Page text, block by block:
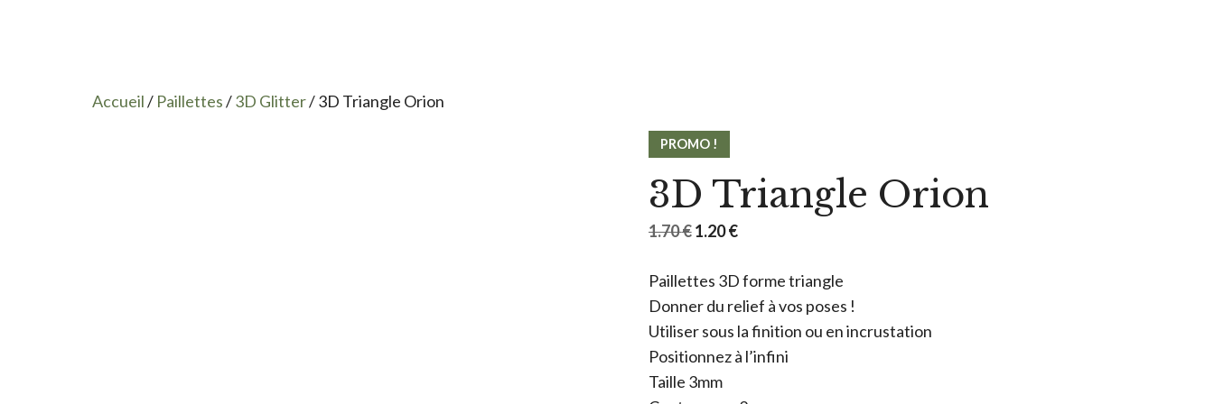
Accueil/ Paillettes/3D Glitter/ 3D Triangle Orion
PROMO !
3D Triangle Orion
1.70€ Le
initial
était :
1.70 €.
1.20€Le
actuel
est :
1.20 €.
Paillettes 3D forme triangle
Donner du relief à vos poses !
Utiliser sous la finition ou en incrustation
Positionnez à l’infini
Taille 3mm